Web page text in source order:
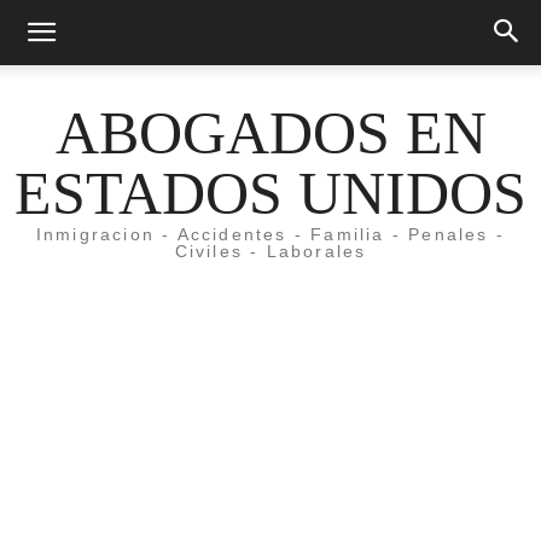
ABOGADOS EN
ESTADOS UNIDOS
Inmigracion - Accidentes - Familia - Penales -
Civiles - Laborales